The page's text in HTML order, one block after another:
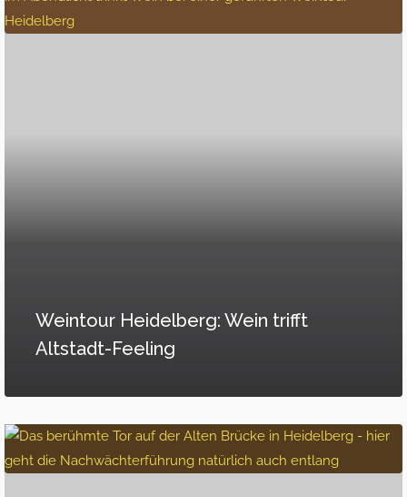
Weintour Heidelberg: Wein trifft
Altstadt-Feeling